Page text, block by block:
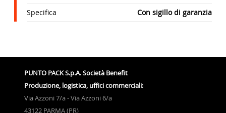
Specifica
Con sigillo di garanzia
PUNTO PACK S.p.A. Società Benefit
Produzione, logistica, uffici commerciali:
Via Azzoni 7/a - Via Azzoni 6/a
43122 PARMA (PR)